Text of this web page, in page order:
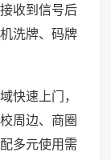
收到信号后
洗牌、码牌
快速上门，
周边、商圈
多元使用需